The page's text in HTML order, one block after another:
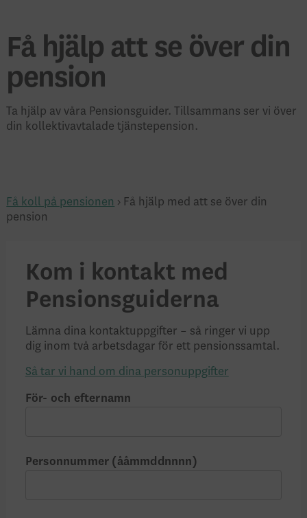
Få hjälp att se över din
pension
Ta hjälp av våra Pensionsguider. Tillsammans ser vi över
din kollektivavtalade tjänstepension.
Få koll på pensionen › Få hjälp med att se över din
pension
Kom i kontakt med
Pensionsguiderna
Lämna dina kontaktuppgifter – så ringer vi upp
dig inom två arbetsdagar för ett pensionssamtal.
Så tar vi hand om dina personuppgifter
För- och efternamn
Personnummer (ååmmddnnnn)